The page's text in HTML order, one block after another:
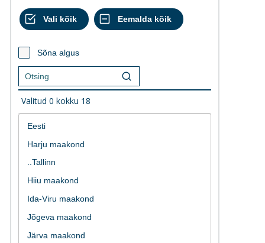
Sõna algus
Valitud 0 kokku 18